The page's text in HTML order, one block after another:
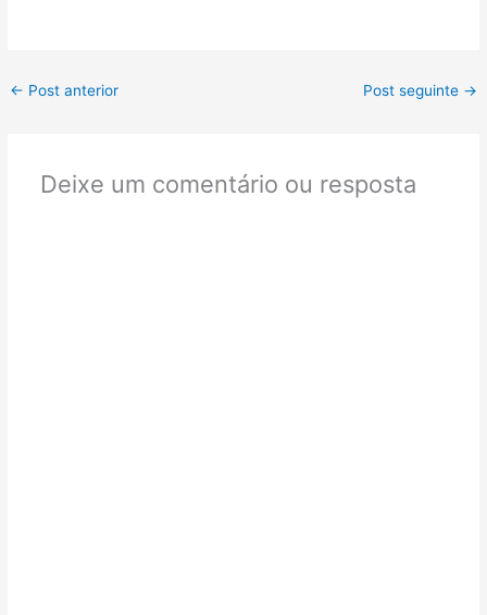
← Post anterior Post seguinte →
Deixe um comentário ou resposta